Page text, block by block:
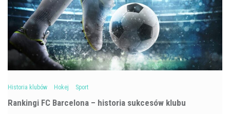
Historia klubów Hokej Sport
Rankingi FC Barcelona – historia sukcesów klubu